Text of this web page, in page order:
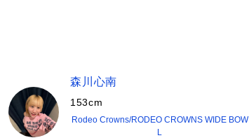
森川心南
153cm
Rodeo Crowns/RODEO CROWNS WIDE BOW
L